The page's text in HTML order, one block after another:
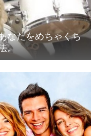
なたをめちゃくち
。